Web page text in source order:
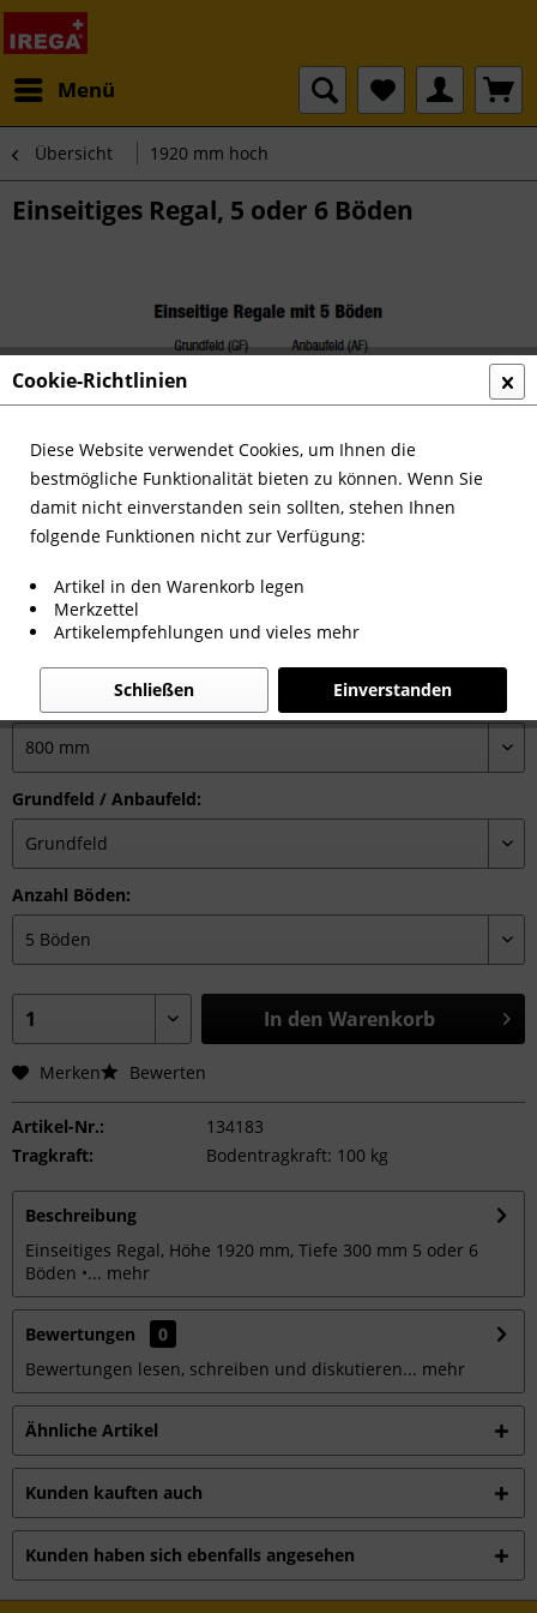
Menü
Übersicht 1920 mm hoch
Einseitiges Regal, 5 oder 6 Böden
88,69 € *
inkl. MwSt.zzgl. Versandkosten_IREGA
Grundfeld / Anbaufeld:
Anzahl Böden:
In den Warenkorb
Merken Bewerten
Artikel-Nr.:
134183
Tragkraft:
Bodentragkraft: 100 kg
Beschreibung
Einseitiges Regal, Höhe 1920 mm, Tiefe 300 mm 5 oder 6
Böden •... mehr
Bewertungen
0
Bewertungen lesen, schreiben und diskutieren... mehr
Ähnliche Artikel
Kunden kauften auch
Kunden haben sich ebenfalls angesehen
Cookie-Richtlinien
Diese Website verwendet Cookies, um Ihnen die
bestmögliche Funktionalität bieten zu können. Wenn Sie
damit nicht einverstanden sein sollten, stehen Ihnen
folgende Funktionen nicht zur Verfügung:
Artikel in den Warenkorb legen
Merkzettel
Artikelempfehlungen und vieles mehr
Einverstanden
Schließen